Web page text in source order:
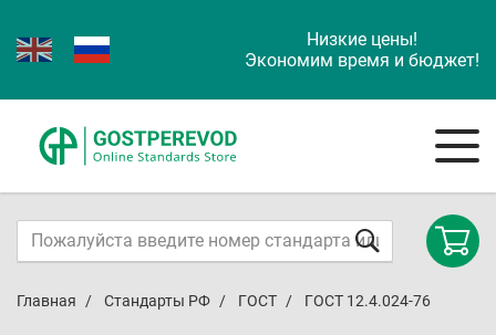
Низкие цены!
Экономим время и бюджет!
Главная Стандарты РФ ГОСТ ГОСТ 12.4.024-76